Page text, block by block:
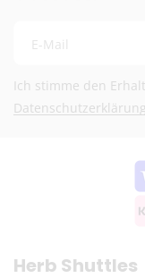
E-Mail
Ich stimme den
Datenschutzerklärung
Herb Shuttles